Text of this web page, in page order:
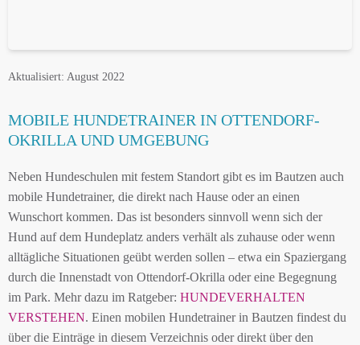
Aktualisiert: August 2022
MOBILE HUNDETRAINER IN OTTENDORF-
OKRILLA UND UMGEBUNG
Neben Hundeschulen mit festem Standort gibt es im Bautzen auch
mobile Hundetrainer, die direkt nach Hause oder an einen
Wunschort kommen. Das ist besonders sinnvoll wenn sich der
Hund auf dem Hundeplatz anders verhält als zuhause oder wenn
alltägliche Situationen geübt werden sollen – etwa ein Spaziergang
durch die Innenstadt von Ottendorf-Okrilla oder eine Begegnung
im Park. Mehr dazu im Ratgeber: HUNDEVERHALTEN
VERSTEHEN. Einen mobilen Hundetrainer in Bautzen findest du
über die Einträge in diesem Verzeichnis oder direkt über den